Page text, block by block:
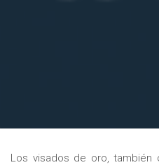
Los visados de oro, también